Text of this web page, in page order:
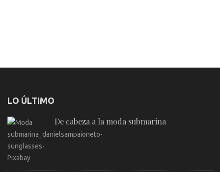
LO ÚLTIMO
De cabeza a la moda submarina